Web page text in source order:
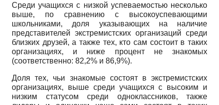
Среди учащихся с низкой успеваемостью несколько
выше, по сравнению с высокоуспевающими
школьниками, доля указывающих на наличие
представителей экстремистских организаций среди
близких друзей, а также тех, кто сам состоит в таких
организациях, и ниже процент не знакомых
(соответственно: 82,2% и 86,9%).
Доля тех, чьи знакомые состоят в экстремистских
организациях, выше среди учащихся с высоким и
низким статусом среди одноклассников, также